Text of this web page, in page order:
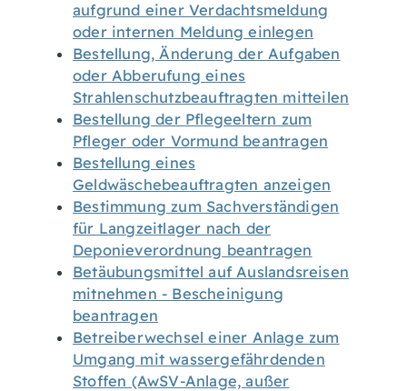
aufgrund einer Verdachtsmeldung
oder internen Meldung einlegen
Bestellung, Änderung der Aufgaben
oder Abberufung eines
Strahlenschutzbeauftragten mitteilen
Bestellung der Pflegeeltern zum
Pfleger oder Vormund beantragen
Bestellung eines
Geldwäschebeauftragten anzeigen
Bestimmung zum Sachverständigen
für Langzeitlager nach der
Deponieverordnung beantragen
Betäubungsmittel auf Auslandsreisen
mitnehmen - Bescheinigung
beantragen
Betreiberwechsel einer Anlage zum
Umgang mit wassergefährdenden
Stoffen (AwSV-Anlage, außer